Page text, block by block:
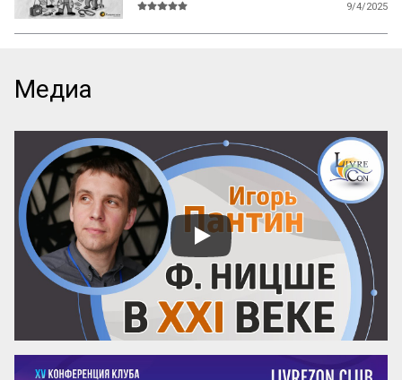
9/4/2025
рассмотрим основные маркеры проблем
с адаптацией и как их преодолеть. Это
полезно знать большинству медицинских
работников, особенно студентам-
медикам. Несмотря на давность и
масштабность обсуждения, тема всё ещё
остаётся недостаточно разработанной.
Медицинский институт
Несмотря на то, что у...
Медиа